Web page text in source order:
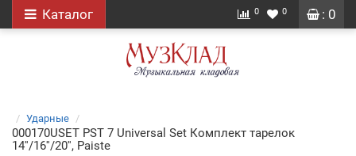
: 0
Каталог 0 0
Ударные
000170USET PST 7 Universal Set Комплект тарелок
14''/16''/20'', Paiste